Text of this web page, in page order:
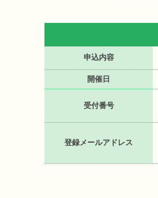
申込内容
開催日
受付番号
登録メールアドレス